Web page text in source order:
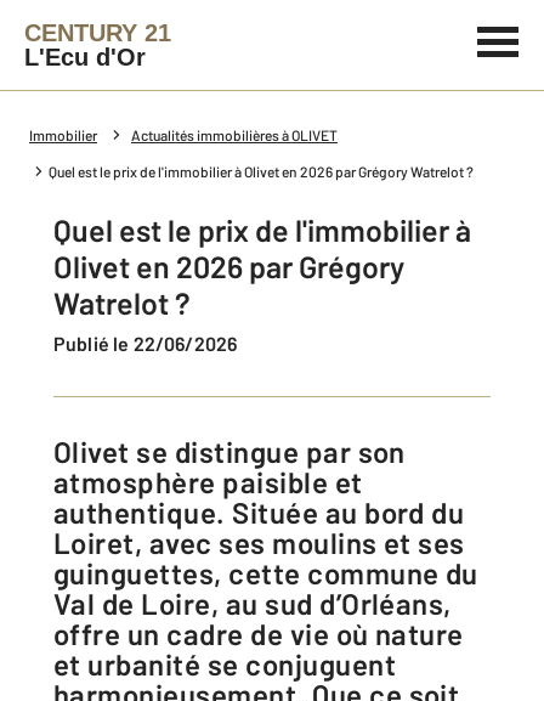
CENTURY 21
L'Ecu d'Or
Immobilier Actualités immobilières à OLIVET
Quel est le prix de l'immobilier à Olivet en 2026 par Grégory Watrelot ?
Quel est le prix de l'immobilier à
Olivet en 2026 par Grégory
Watrelot ?
Publié le 22/06/2026
Olivet se distingue par son
atmosphère paisible et
authentique. Située au bord du
Loiret, avec ses moulins et ses
guinguettes, cette commune du
Val de Loire, au sud d’Orléans,
offre un cadre de vie où nature
et urbanité se conjuguent